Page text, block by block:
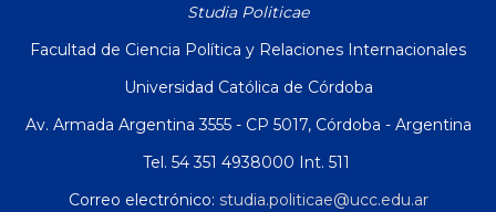
Studia Politicae
Facultad de Ciencia Política y Relaciones Internacionales
Universidad Católica de Córdoba
Av. Armada Argentina 3555 - CP 5017, Córdoba - Argentina
Tel. 54 351 4938000 Int. 511
Correo electrónico: studia.politicae@ucc.edu.ar